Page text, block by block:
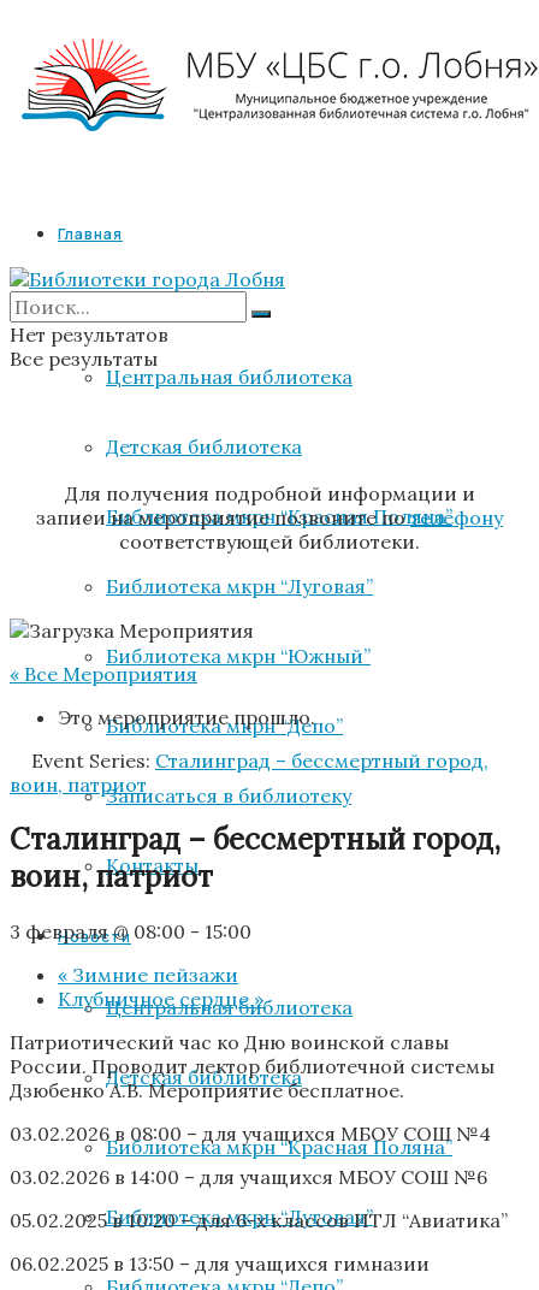
Главная
Библиотеки
Центральная библиотека
Детская библиотека
Библиотека мкрн “Красная Поляна”
Библиотека мкрн “Луговая”
Библиотека мкрн “Южный”
Библиотека мкрн “Депо”
Записаться в библиотеку
Контакты
Новости
Центральная библиотека
Детская библиотека
Библиотека мкрн “Красная Поляна”
Библиотека мкрн “Луговая”
Нет результатов
Все результаты
Для получения подробной информации и
записи на мероприятие позвоните потелефону
соответствующей библиотеки.
« Все Мероприятия
Это мероприятие прошло.
Event Series: Сталинград – бессмертный город,
воин, патриот
Сталинград – бессмертный город,
воин, патриот
3 февраля @ 08:00 - 15:00
« Зимние пейзажи
Клубничное сердце »
Патриотический час ко Дню воинской славы
России. Проводит лектор библиотечной системы
Дзюбенко А.В. Мероприятие бесплатное.
03.02.2026 в 08:00 – для учащихся МБОУ СОШ №4
03.02.2026 в 14:00 – для учащихся МБОУ СОШ №6
05.02.2025 в 10:20 – для 6-х классов ИТЛ “Авиатика”
06.02.2025 в 13:50 – для учащихся гимназии